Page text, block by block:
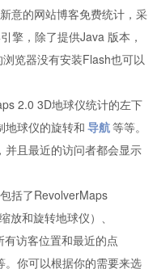
意的网站博客免费统计，采
擎，除了提供Java 版本，
览器没有安装Flash也可以
2.0 3D地球仪统计的左下
地球仪的旋转和 导航等等。
且最近的访问者都会显示
括了RevolverMaps
和旋转地球仪）、
访客位置和最近的点
你可以根据你的需要来选